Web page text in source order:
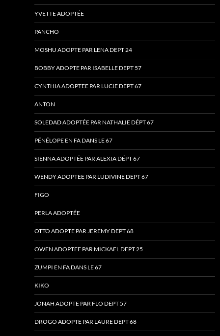
YVETTE ADOPTÉE
PANCHO
MOSHU ADOPTE PAR LENA DEPT 24
BOBBY ADOPTE PAR ISABELLE DEPT 57
CYNTHIA ADOPTEE PAR LUCIE DEPT 67
ANTON
SOLEDAD ADOPTÉE PAR NATHALIE DÉPT 67
PÉNÉLOPE EN FA DANS LE 67
SIENNA ADOPTÉE PAR ALEXIA DÉPT 67
WENDY ADOPTEE PAR LUDIVINE DEPT 67
FIGO
PERLA ADOPTÉE
OTTO ADOPTE PAR JEREMY DEPT 68
OWEN ADOPTEE PAR MICKAEL DEPT 25
ZUMPI EN FA DANS LE 67
KIKO
JONAH ADOPTE PAR FLO DEPT 57
DROGO ADOPTE PAR LAURE DEPT 68